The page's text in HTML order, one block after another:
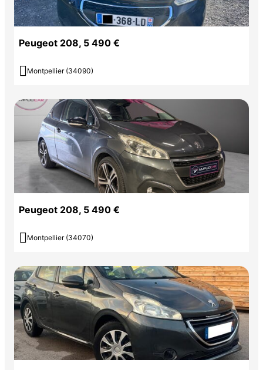
Peugeot 208, 5 490 €
 Montpellier (34090)
Peugeot 208, 5 490 €
 Montpellier (34070)